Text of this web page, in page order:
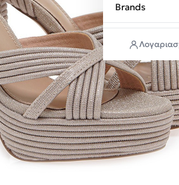
Brands